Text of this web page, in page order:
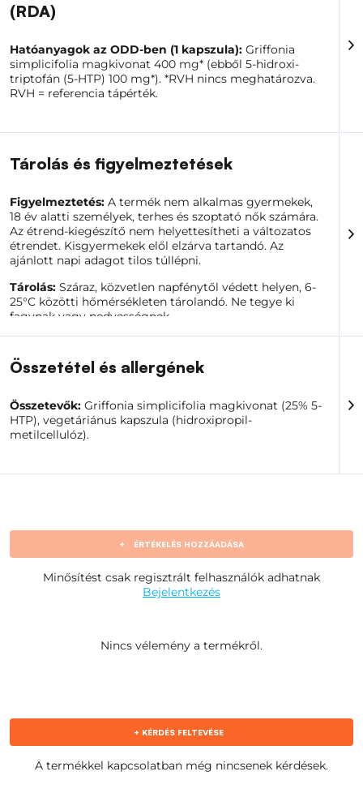
szeretnék kiegészíteni az 5-HTP-t
Azoknak, akiknek igényes a mindennapi tempójuk
Bárki számára, aki nyugodtabb esti rutint alakít ki
Azoknak, akik az egyszerű adagolást részesítik
részesítik előnyben
Az 5-HTP (Griffonia) kapszulák tiszta, praktikus és
Mentesek a felesleges adalékanyagoktól, a minőségre,
az összetétel ellenőrzésére és a kedvező árra helyezve a
hangsúlyt.
(RDA)
Hatóanyagok az ODD-ben (1 kapszula): Griffonia
simplicifolia magkivonat 400 mg* (ebből 5-hidroxi-
triptofán (5-HTP) 100 mg*). *RVH nincs meghatározva.
RVH = referencia tápérték.
Tárolás és figyelmeztetések
Figyelmeztetés: A termék nem alkalmas gyermekek,
18 év alatti személyek, terhes és szoptató nők számára.
Az étrend-kiegészítő nem helyettesítheti a változatos
étrendet. Kisgyermekek elől elzárva tartandó. Az
ajánlott napi adagot tilos túllépni.
Tárolás: Száraz, közvetlen napfénytől védett helyen, 6-
25°C közötti hőmérsékleten tárolandó. Ne tegye ki
fagynak vagy nedvességnek.
Összetétel és allergének
Összetevők: Griffonia simplicifolia magkivonat (25% 5-
HTP), vegetáriánus kapszula (hidroxipropil-
metilcellulóz).
+ ÉRTÉKELÉS HOZZÁADÁSA
Minősítést csak regisztrált felhasználók adhatnak
Bejelentkezés
Nincs vélemény a termékről.
+ KÉRDÉS FELTEVÉSE
A termékkel kapcsolatban még nincsenek kérdések.